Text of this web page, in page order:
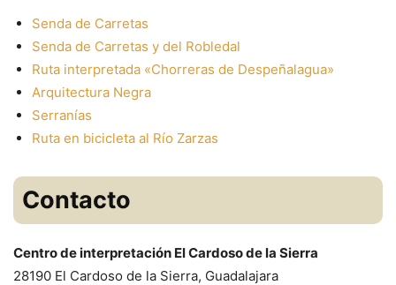
Senda de Carretas
Senda de Carretas y del Robledal
Ruta interpretada «Chorreras de Despeñalagua»
Arquitectura Negra
Serranías
Ruta en bicicleta al Río Zarzas
Contacto
Centro de interpretación El Cardoso de la Sierra
28190 El Cardoso de la Sierra, Guadalajara